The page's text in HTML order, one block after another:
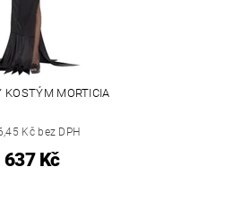
KOSTÝM MORTICIA
Kč bez DPH
637 Kč